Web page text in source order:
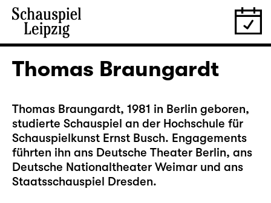
Thomas Braungardt
Thomas Braungardt, 1981 in Berlin geboren,
studierte Schauspiel an der Hochschule für
Schauspielkunst Ernst Busch. Engagements
führten ihn ans Deutsche Theater Berlin, ans
Deutsche Nationaltheater Weimar und ans
Staatsschauspiel Dresden.